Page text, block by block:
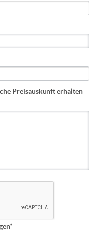
Preisauskunft erhalten